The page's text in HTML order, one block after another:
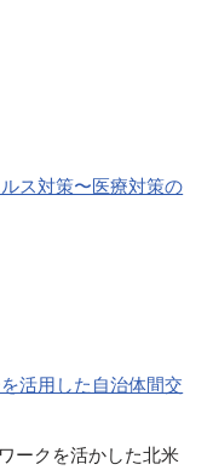
ス対策〜医療対策の
活用した自治体間交
ークを活かした北米